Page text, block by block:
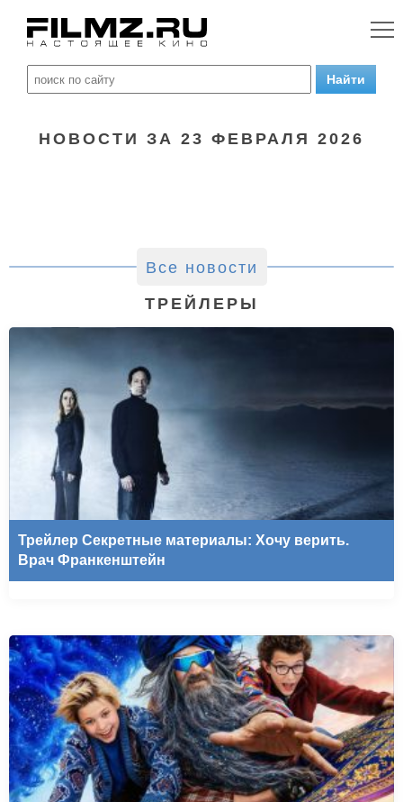
НОВОСТИ ЗА 23 ФЕВРАЛЯ 2026
Все новости
ТРЕЙЛЕРЫ
Трейлер Секретные материалы: Хочу верить.
Врач Франкенштейн